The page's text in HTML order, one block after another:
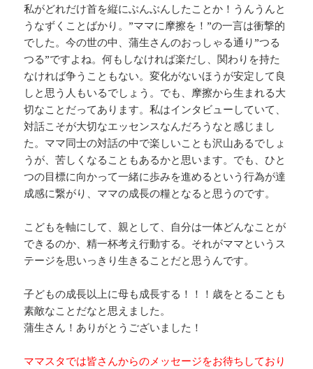
私がどれだけ首を縦にぶんぶんしたことか！うんうんと
うなずくことばかり。”ママに摩擦を！”の一言は衝撃的
でした。今の世の中、蒲生さんのおっしゃる通り”つる
つる”ですよね。何もしなければ楽だし、関わりを持た
なければ争うこともない。変化がないほうが安定して良
しと思う人もいるでしょう。でも、摩擦から生まれる大
切なことだってあります。私はインタビューしていて、
対話こそが大切なエッセンスなんだろうなと感じまし
た。ママ同士の対話の中で楽しいことも沢山あるでしょ
うが、苦しくなることもあるかと思います。でも、ひと
つの目標に向かって一緒に歩みを進めるという行為が達
成感に繋がり、ママの成長の糧となると思うのです。
こどもを軸にして、親として、自分は一体どんなことが
できるのか、精一杯考え行動する。それがママというス
テージを思いっきり生きることだと思うんです。
子どもの成長以上に母も成長する！！！歳をとることも
素敵なことだなと思えました。
蒲生さん！ありがとうございました！
ママスタでは皆さんからのメッセージをお待ちしており